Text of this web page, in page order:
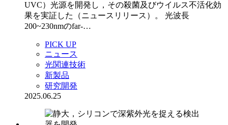
UVC）光源を開発し，その殺菌及びウイルス不活化効
果を実証した（ニュースリリース）。 光波長
200~230nmのfar-…
PICK UP
ニュース
光関連技術
新製品
研究開発
2025.06.25